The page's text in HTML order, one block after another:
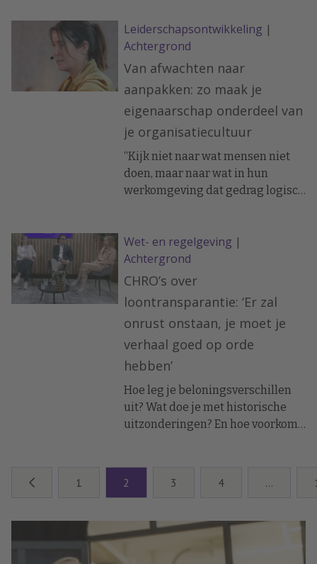
weigeren, ondanks
waarschuwingen en een
verbetertraject, dan kan
arbeidsovereenkomst volgen.
Langdurig thuiswerken levert
daarbij niet zomaar een
Leiderschapsontwikkeling |
Achtergrond
Van afwachten naar
aanpakken: zo maak je
eigenaarschap onderdeel van
je organisatiecultuur
“Kijk niet naar wat mensen niet
doen, maar naar wat in hun
werkomgeving dat gedrag logisch
Wet- en regelgeving |
Achtergrond
CHRO’s over
loontransparantie: ‘Er zal
onrust onstaan, je moet je
verhaal goed op orde
hebben’
Hoe leg je beloningsverschillen
uit? Wat doe je met historische
uitzonderingen? En hoe voorkom
adviezen voor HR.
1 2 3 4 …